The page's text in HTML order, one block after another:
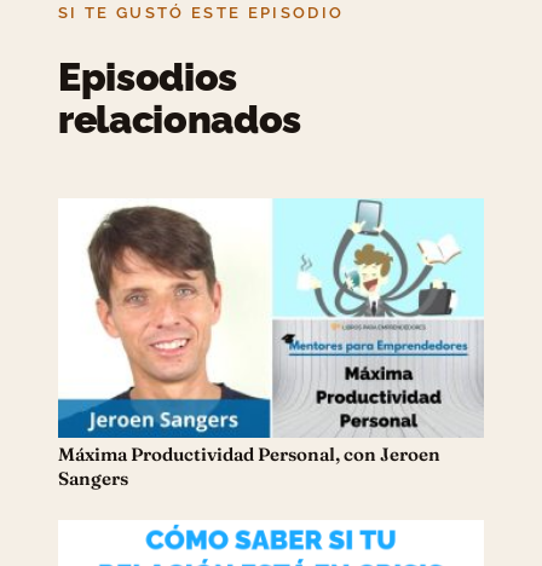
SI TE GUSTÓ ESTE EPISODIO
Episodios
relacionados
Máxima Productividad Personal, con Jeroen
Sangers